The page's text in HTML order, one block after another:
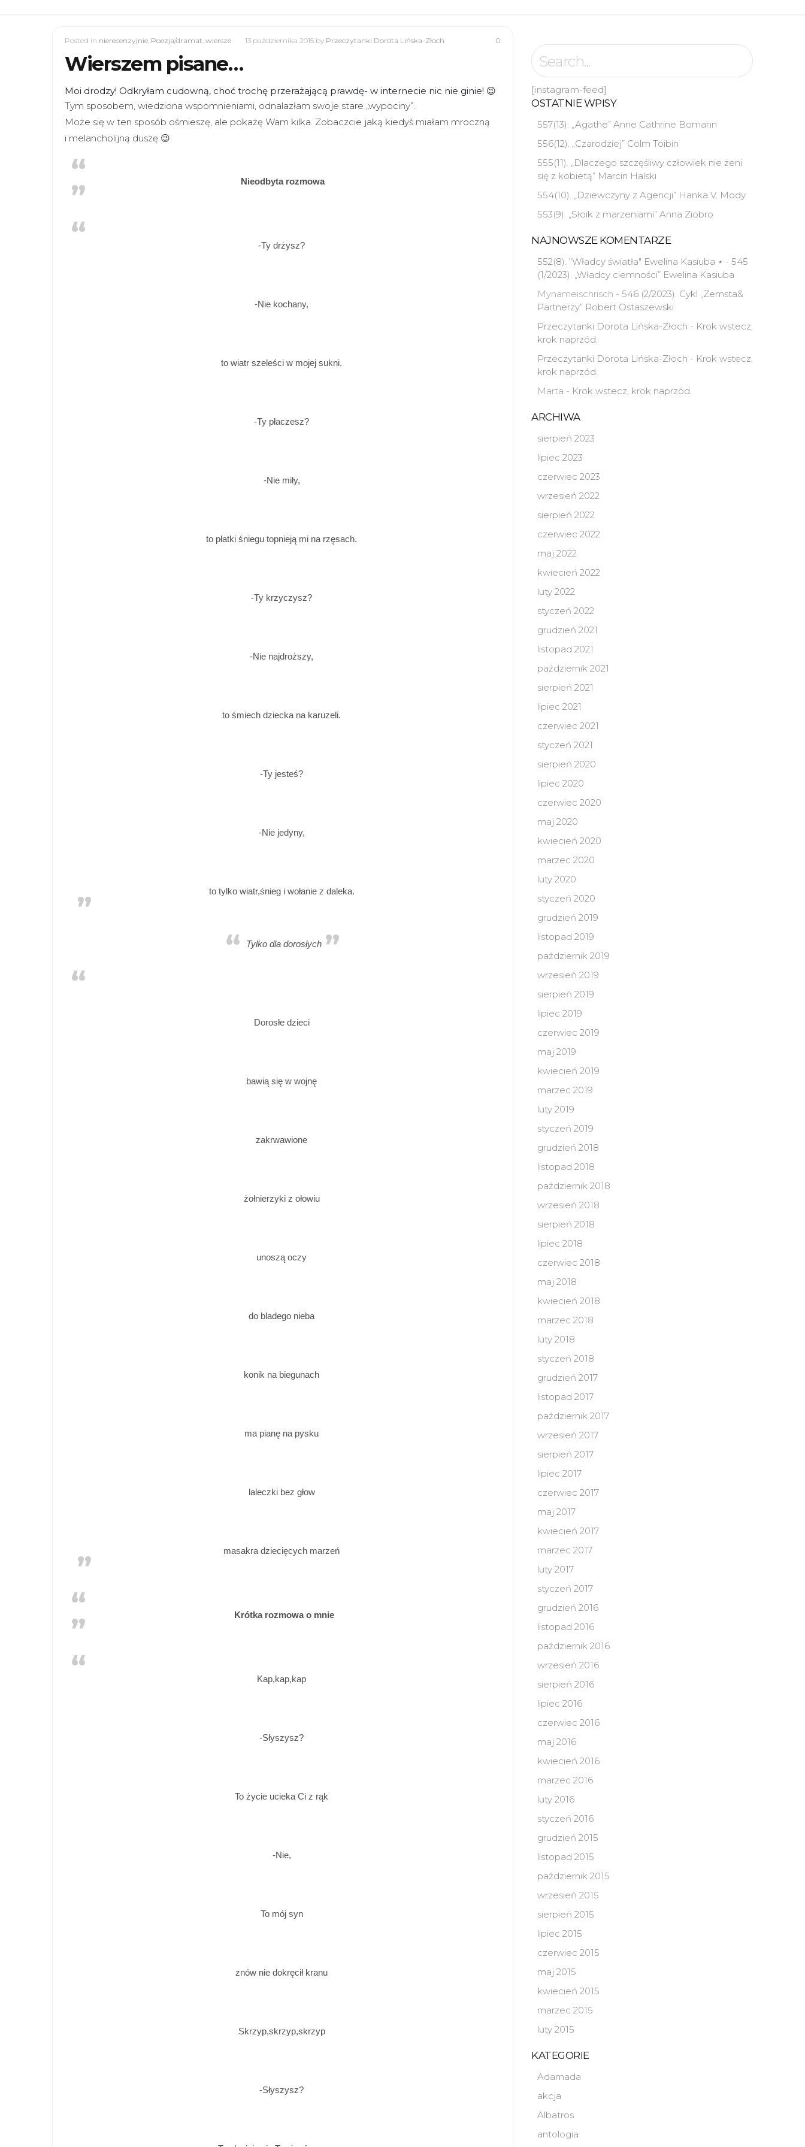
0
Posted in nierecenzyjnie, Poezja/dramat, wiersze 13 października 2015 by Przeczytanki Dorota Lińska-Złoch
Wierszem pisane…
Moi drodzy! Odkryłam cudowną, choć trochę przerażającą prawdę- w internecie nic nie ginie! 😉
Tym sposobem, wiedziona wspomnieniami, odnalazłam swoje stare „wypociny”..
Może się w ten sposób ośmieszę, ale pokażę Wam kilka. Zobaczcie jaką kiedyś miałam mroczną
i melancholijną duszę 😉
Nieodbyta rozmowa
-Ty drżysz?
-Nie kochany,
to wiatr szeleści w mojej sukni.
-Ty płaczesz?
-Nie miły,
to płatki śniegu topnieją mi na rzęsach.
-Ty krzyczysz?
-Nie najdroższy,
to śmiech dziecka na karuzeli.
-Ty jesteś?
-Nie jedyny,
to tylko wiatr,śnieg i wołanie z daleka.
Tylko dla dorosłych
Dorosłe dzieci
bawią się w wojnę
zakrwawione
żołnierzyki z ołowiu
unoszą oczy
do bladego nieba
konik na biegunach
ma pianę na pysku
laleczki bez głow
masakra dziecięcych marzeń
Krótka rozmowa o mnie
Kap,kap,kap
-Słyszysz?
To życie ucieka Ci z rąk
-Nie,
To mój syn
znów nie dokręcił kranu
Skrzyp,skrzyp,skrzyp
-Słyszysz?
[instagram-feed]
OSTATNIE WPISY
557(13). „Agathe” Anne Cathrine Bomann
556(12). „Czarodziej” Colm Toibin
555(11). „Dlaczego szczęśliwy człowiek nie żeni
się z kobietą” Marcin Halski
554(10). „Dziewczyny z Agencji” Hanka V. Mody
553(9). „Słoik z marzeniami” Anna Ziobro
NAJNOWSZE KOMENTARZE
552(8). "Władcy światła" Ewelina Kasiuba ⋆ - 545
(1/2023). „Władcy ciemności” Ewelina Kasiuba
Mynameischrisch - 546 (2/2023). Cykl „Zemsta&
Partnerzy” Robert Ostaszewski
Przeczytanki Dorota Lińska-Złoch - Krok wstecz,
krok naprzód.
Przeczytanki Dorota Lińska-Złoch - Krok wstecz,
krok naprzód.
Marta - Krok wstecz, krok naprzód.
ARCHIWA
sierpień 2023
lipiec 2023
czerwiec 2023
wrzesień 2022
sierpień 2022
czerwiec 2022
maj 2022
kwiecień 2022
luty 2022
styczeń 2022
grudzień 2021
listopad 2021
październik 2021
sierpień 2021
lipiec 2021
czerwiec 2021
styczeń 2021
sierpień 2020
lipiec 2020
czerwiec 2020
maj 2020
kwiecień 2020
marzec 2020
luty 2020
styczeń 2020
grudzień 2019
listopad 2019
październik 2019
wrzesień 2019
sierpień 2019
lipiec 2019
czerwiec 2019
maj 2019
kwiecień 2019
marzec 2019
luty 2019
styczeń 2019
grudzień 2018
listopad 2018
październik 2018
wrzesień 2018
sierpień 2018
lipiec 2018
czerwiec 2018
maj 2018
kwiecień 2018
marzec 2018
luty 2018
styczeń 2018
grudzień 2017
listopad 2017
październik 2017
wrzesień 2017
sierpień 2017
lipiec 2017
czerwiec 2017
maj 2017
kwiecień 2017
marzec 2017
luty 2017
styczeń 2017
grudzień 2016
listopad 2016
październik 2016
wrzesień 2016
sierpień 2016
lipiec 2016
czerwiec 2016
maj 2016
kwiecień 2016
marzec 2016
luty 2016
styczeń 2016
grudzień 2015
listopad 2015
październik 2015
wrzesień 2015
sierpień 2015
lipiec 2015
czerwiec 2015
maj 2015
kwiecień 2015
marzec 2015
luty 2015
KATEGORIE
Adamada
akcja
Albatros
antologia